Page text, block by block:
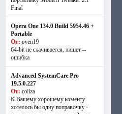
Final
Opera One 134.0 Build 5954.46 +
Portable
От: oven19
64-bit не скачивается, пишет --
ошибка
Advanced SystemCare Pro
19.5.0.227
От: coliza
К Вашему хорошему коменту
хотелось бы одну поправочку -